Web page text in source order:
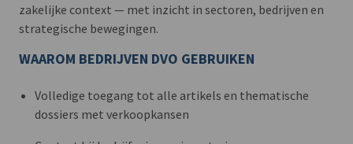
zakelijke context — met inzicht in sectoren, bedrijven en
strategische bewegingen.
WAAROM BEDRIJVEN DVO GEBRUIKEN
Volledige toegang tot alle artikels en thematische
dossiers met verkoopkansen